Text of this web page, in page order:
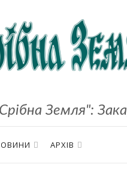
Земля":
АРХІВ